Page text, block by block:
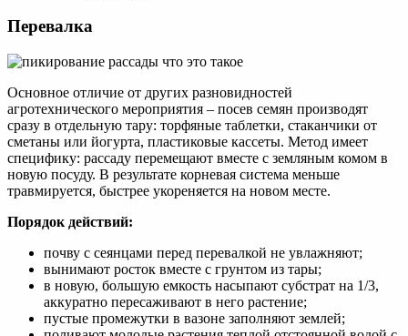
Перевалка
Основное отличие от других разновидностей
агротехнического мероприятия – посев семян производят
сразу в отдельную тару: торфяные таблетки, стаканчики от
сметаны или йогурта, пластиковые кассеты. Метод имеет
специфику: рассаду перемещают вместе с земляным комом в
новую посуду. В результате корневая система меньше
травмируется, быстрее укореняется на новом месте.
Порядок действий:
почву с сеянцами перед перевалкой не увлажняют;
вынимают росток вместе с грунтом из тары;
в новую, большую емкость насыпают субстрат на 1/3,
аккуратно пересаживают в него растение;
пустые промежутки в вазоне заполняют землей;